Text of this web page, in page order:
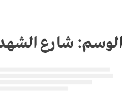
الوسم: شارع